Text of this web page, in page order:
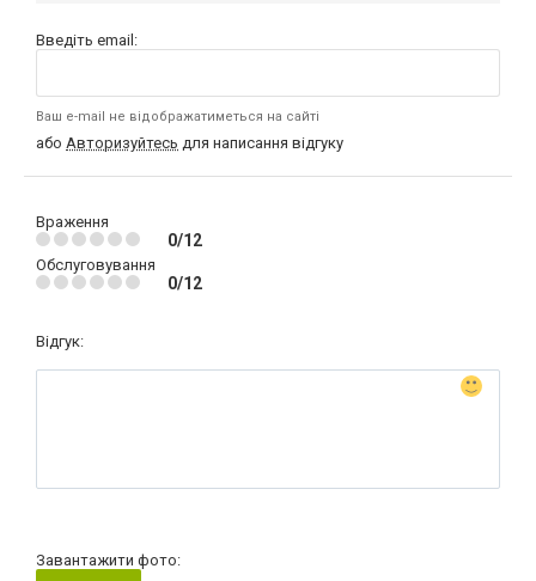
Введіть email:
Ваш e-mail не відображатиметься на сайті
або Авторизуйтесь для написання відгуку
Враження
0/12
Обслуговування
0/12
Відгук:
Завантажити фото: